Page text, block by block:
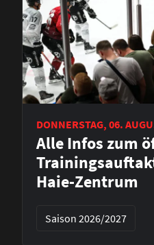
DONNERSTAG, 06.
Alle Infos zum
Haie-Zentrum
Saison 2026/2027